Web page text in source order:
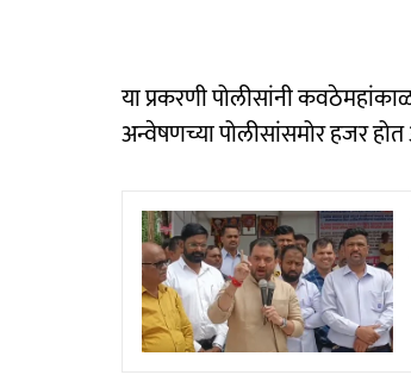
या प्रकरणी पोलीसांनी
अन्वेषणच्या पोलीसांसमोर हजर